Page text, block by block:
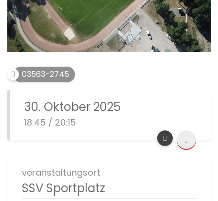
03563-2745
30. Oktober 2025
18:45 / 20:15
...
veranstaltungsort
SSV Sportplatz